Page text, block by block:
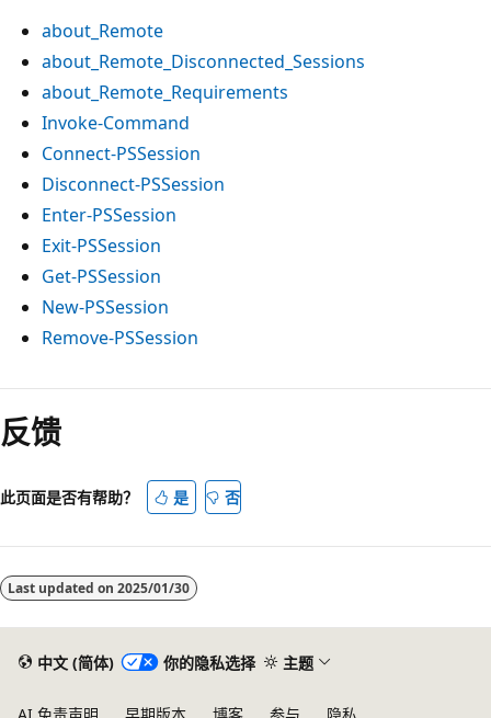
about_Remote
about_Remote_Disconnected_Sessions
about_Remote_Requirements
Invoke-Command
Connect-PSSession
Disconnect-PSSession
Enter-PSSession
Exit-PSSession
Get-PSSession
New-PSSession
Remove-PSSession
反馈
此页面是否有帮助？ 是 否
Last updated on 2025/01/30
中文 (简体) 你的隐私选择 主题